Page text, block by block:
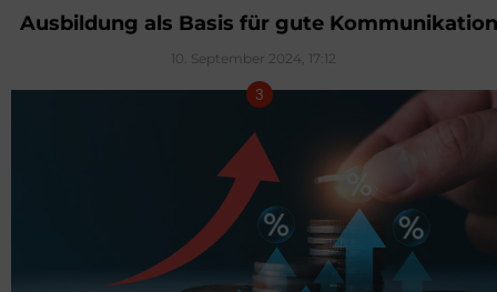
Ausbildung als Basis für gute Kommunikation
10. September 2024, 17:12